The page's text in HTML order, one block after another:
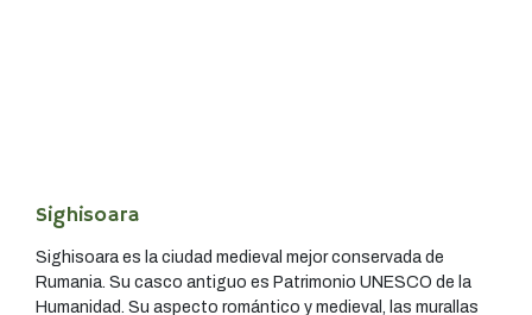
Sighisoara
Sighisoara es la ciudad medieval mejor conservada de
Rumania. Su casco antiguo es Patrimonio UNESCO de la
Humanidad. Su aspecto romántico y medieval, las murallas